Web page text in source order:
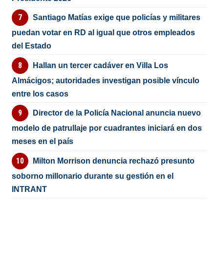
Santiago Matías exige que policías y militares
puedan votar en RD al igual que otros empleados
del Estado
Hallan un tercer cadáver en Villa Los
Almácigos; autoridades investigan posible vínculo
entre los casos
Director de la Policía Nacional anuncia nuevo
modelo de patrullaje por cuadrantes iniciará en dos
meses en el país
Milton Morrison denuncia rechazó presunto
soborno millonario durante su gestión en el
INTRANT